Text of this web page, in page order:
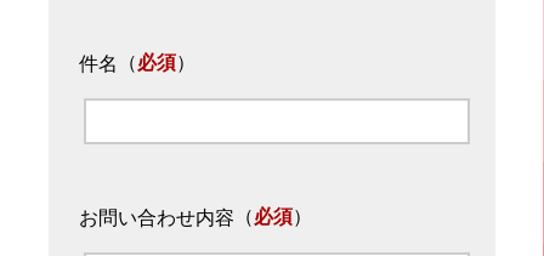
件名 （必須）
お問い合わせ内容 （必須）